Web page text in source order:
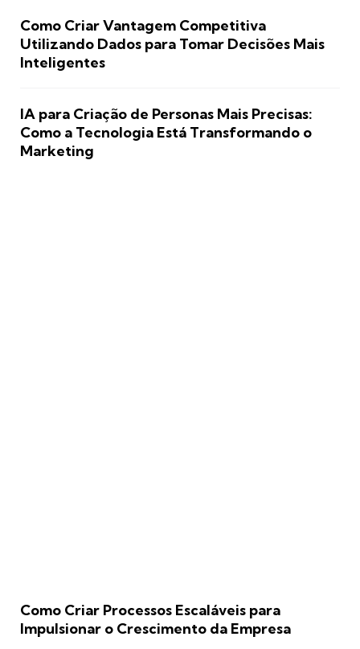
Como Criar Vantagem Competitiva
Utilizando Dados para Tomar Decisões Mais
Inteligentes
IA para Criação de Personas Mais Precisas:
Como a Tecnologia Está Transformando o
Marketing
Como Criar Processos Escaláveis para
Impulsionar o Crescimento da Empresa